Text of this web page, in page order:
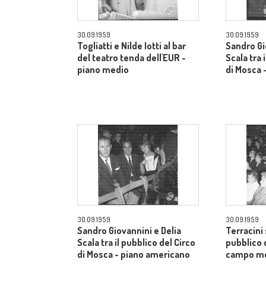
30.09.1959
Togliatti e Nilde Iotti al bar
del teatro tenda dell'EUR -
piano medio
30.09.1959
Sandro
Scala tra
di Mosca
30.09.1959
Sandro Giovannini e Delia
Scala tra il pubblico del Circo
di Mosca - piano americano
30.09.1959
Terracini
pubblico
campo